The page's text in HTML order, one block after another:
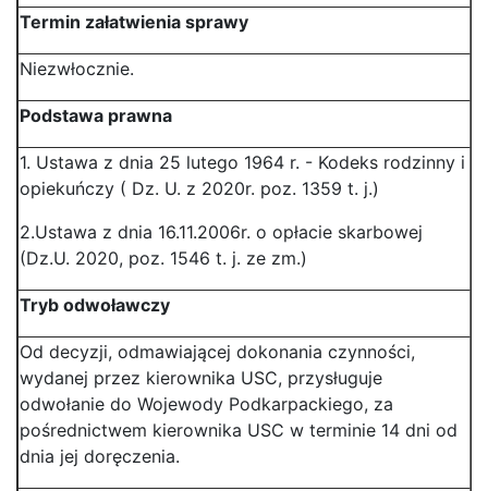
Termin załatwienia sprawy
Niezwłocznie.
Podstawa prawna
1. Ustawa z dnia 25 lutego 1964 r. - Kodeks rodzinny i
opiekuńczy ( Dz. U. z 2020r. poz. 1359 t. j.)
2.Ustawa z dnia 16.11.2006r. o opłacie skarbowej
(Dz.U. 2020, poz. 1546 t. j. ze zm.)
Tryb odwoławczy
Od decyzji, odmawiającej dokonania czynności,
wydanej przez kierownika USC, przysługuje
odwołanie do Wojewody Podkarpackiego, za
pośrednictwem kierownika USC w terminie 14 dni od
dnia jej doręczenia.